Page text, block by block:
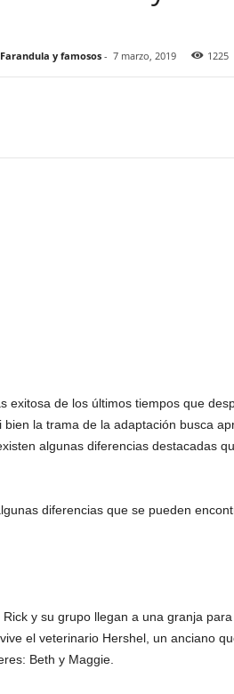
y famosos- 7 marzo, 2019 1225
exitosa de los últimos tiempos que
la trama de la adaptación busca
algunas diferencias destacadas
diferencias que se pueden
y su grupo llegan a una granja
el veterinario Hershel, un anciano
Beth y Maggie.